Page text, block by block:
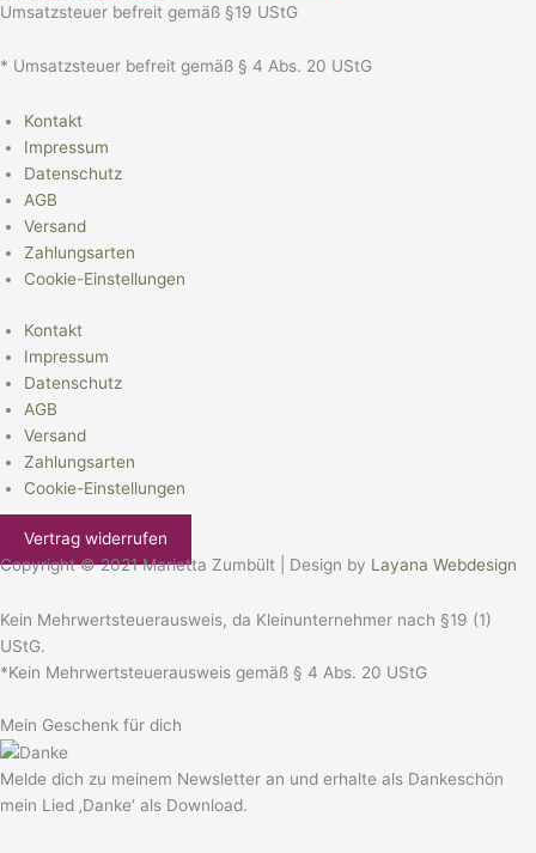
Umsatzsteuer befreit gemäß §19 UStG
* Umsatzsteuer befreit gemäß § 4 Abs. 20 UStG
Kontakt
Impressum
Datenschutz
AGB
Versand
Zahlungsarten
Cookie-Einstellungen
Kontakt
Impressum
Datenschutz
AGB
Versand
Zahlungsarten
Cookie-Einstellungen
Vertrag widerrufen
Copyright © 2021 Marietta Zumbült | Design by Layana Webdesign
Kein Mehrwertsteuerausweis, da Kleinunternehmer nach §19 (1)
UStG.
*Kein Mehrwertsteuerausweis gemäß § 4 Abs. 20 UStG
Mein Geschenk für dich
Melde dich zu meinem Newsletter an und erhalte als Dankeschön
mein Lied ‚Danke‘ als Download.